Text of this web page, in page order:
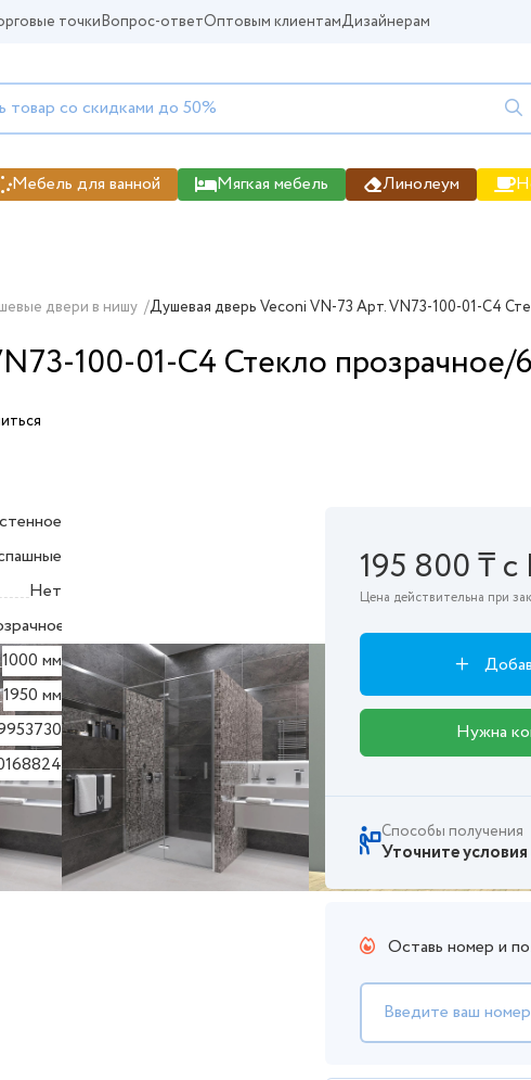
точкиВопрос-ответОптовым клиентамДизайнерам
Мебель для ванной Мягкая мебель Линолеум
двери в нишу /Душевая дверь Veconi VN-73 Арт. VN73-100-01-C4
100-01-C4 Стекло прозрачное/
Нет
1000 мм
1950 мм
195 800 ₸
Цена действительна при
Нужна
Способы получения
Уточните
Оставь номер и